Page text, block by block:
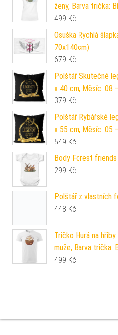
ženy, Barva trička:
499 Kč
Osuška Rychlá
70x140cm)
679 Kč
Polštář Skutečné
x 40 cm, Měsíc: 08
379 Kč
Polštář Rybářské
x 55 cm, Měsíc: 05
549 Kč
Body Forest
299 Kč
Polštář z vlastních
448 Kč
Tričko Hurá na
muže, Barva trička:
499 Kč